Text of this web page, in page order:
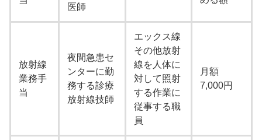
医師
放射線
業務手
当
夜間急患セ
ンターに勤
務する診療
放射線技師
エックス線
その他放射
線を人体に
対して照射
する作業に
従事する職
員
月額
7,000円